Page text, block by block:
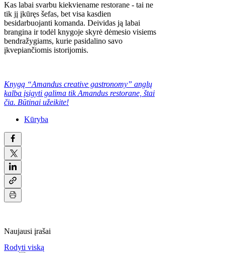
Kas labai svarbu kiekviename restorane - tai ne
tik jį įkūręs šefas, bet visa kasdien
besidarbuojanti komanda. Deividas ją labai
brangina ir todėl knygoje skyrė dėmesio visiems
bendražygiams, kurie pasidalino savo
įkvepiančiomis istorijomis.
Knygą “Amandus creative gastronomy” anglų
kalba įsigyti galima tik Amandus restorane, štai
čia. Būtinai užeikite!
Kūryba
Naujausi įrašai
Rodyti viską